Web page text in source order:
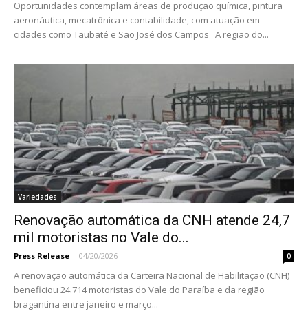
Oportunidades contemplam áreas de produção química, pintura
aeronáutica, mecatrônica e contabilidade, com atuação em
cidades como Taubaté e São José dos Campos_ A região do...
Variedades
Renovação automática da CNH atende 24,7
mil motoristas no Vale do...
Press Release - 04/20/2026 0
A renovação automática da Carteira Nacional de Habilitação (CNH)
beneficiou 24.714 motoristas do Vale do Paraíba e da região
bragantina entre janeiro e março...